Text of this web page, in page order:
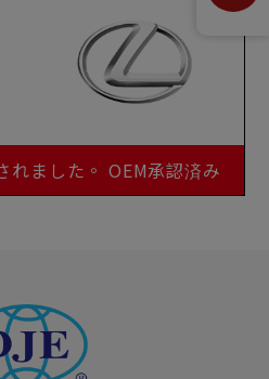
れました。 OEM承認済み